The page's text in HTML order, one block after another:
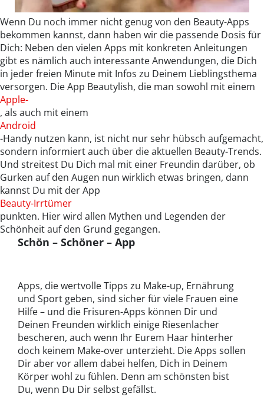
Wenn Du noch immer nicht genug von den Beauty-Apps
bekommen kannst, dann haben wir die passende Dosis für
Dich: Neben den vielen Apps mit konkreten Anleitungen
gibt es nämlich auch interessante Anwendungen, die Dich
in jeder freien Minute mit Infos zu Deinem Lieblingsthema
versorgen. Die App Beautylish, die man sowohl mit einem
Apple-
, als auch mit einem
Android
-Handy nutzen kann, ist nicht nur sehr hübsch aufgemacht,
sondern informiert auch über die aktuellen Beauty-Trends.
Und streitest Du Dich mal mit einer Freundin darüber, ob
Gurken auf den Augen nun wirklich etwas bringen, dann
kannst Du mit der App
Beauty-Irrtümer
punkten. Hier wird allen Mythen und Legenden der
Schönheit auf den Grund gegangen.
Schön – Schöner – App
Apps, die wertvolle Tipps zu Make-up, Ernährung
und Sport geben, sind sicher für viele Frauen eine
Hilfe – und die Frisuren-Apps können Dir und
Deinen Freunden wirklich einige Riesenlacher
bescheren, auch wenn Ihr Eurem Haar hinterher
doch keinem Make-over unterzieht. Die Apps sollen
Dir aber vor allem dabei helfen, Dich in Deinem
Körper wohl zu fühlen. Denn am schönsten bist
Du, wenn Du Dir selbst gefällst.